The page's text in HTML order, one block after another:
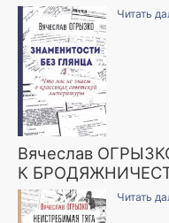
Читать
Вячеслав
К
Читать